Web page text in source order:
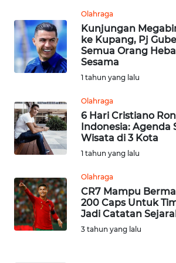
Olahraga
Kunjungan
ke Kupang, Pj
Semua Orang
Sesama
1 tahun yang lalu
Olahraga
6 Hari Cristiano
Indonesia: Agenda
Wisata di 3 Kota
1 tahun yang lalu
Olahraga
CR7 Mampu
200 Caps Untuk
Jadi Catatan
3 tahun yang lalu
BERITA
KONTAK
KAMI
INFO
IKLAN
TENTANG
KAMI
PEDOMAN
MEDIA
SIBER